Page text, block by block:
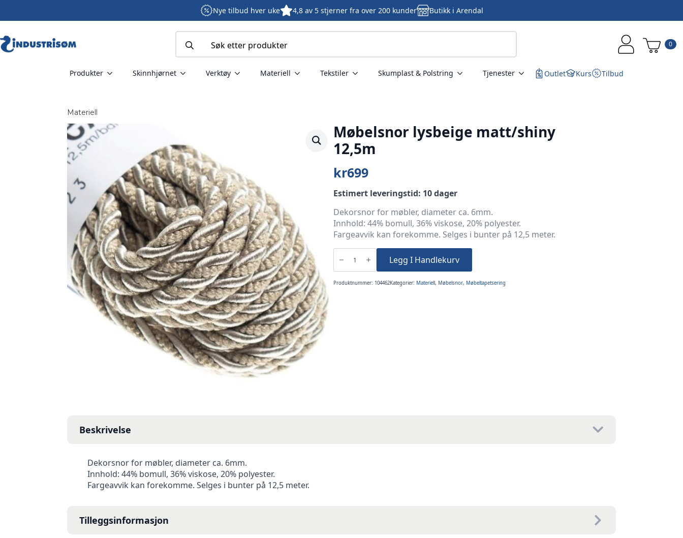
Nye tilbud hver uke 4,8 av 5 stjerner fra over 200 kunder Butikk i Arendal
for:
0
Produkter Skinnhjørnet Verktøy Materiell Tekstiler Skumplast & Polstring Tjenester Outlet Kurs Tilbud
Materiell
Møbelsnor lysbeige matt/shiny
12,5m
kr699
Estimert leveringstid: 10 dager
Dekorsnor for møbler, diameter ca. 6mm.
Innhold: 44% bomull, 36% viskose, 20% polyester.
Fargeavvik kan forekomme. Selges i bunter på 12,5 meter.
Møbelsnor
lysbeige
matt/shiny
12,5m
Legg I Handlekurv
Produktnummer: 104462Kategorier: Materiell, Møbelsnor, Møbeltapetsering
Beskrivelse
Dekorsnor for møbler, diameter ca. 6mm.
Innhold: 44% bomull, 36% viskose, 20% polyester.
Fargeavvik kan forekomme. Selges i bunter på 12,5 meter.
Tilleggsinformasjon